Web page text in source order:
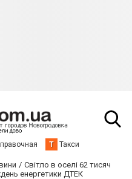
Т Такси
Світло в оселі 62 тисяч
енергетики ДТЕК